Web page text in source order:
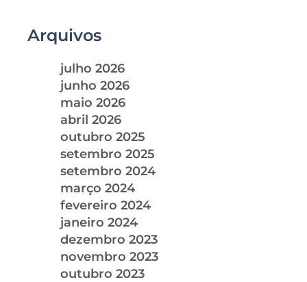
Arquivos
julho 2026
junho 2026
maio 2026
abril 2026
outubro 2025
setembro 2025
setembro 2024
março 2024
fevereiro 2024
janeiro 2024
dezembro 2023
novembro 2023
outubro 2023